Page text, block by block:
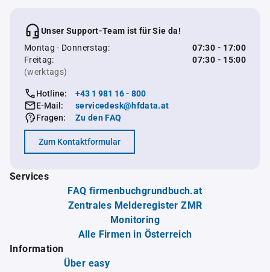
Unser Support-Team ist für Sie da!
Montag - Donnerstag:
07:30 - 17:00
Freitag:
07:30 - 15:00
(werktags)
Hotline:
+43 1 981 16 - 800
E-Mail:
servicedesk@hfdata.at
Fragen:
Zu den FAQ
Zum Kontaktformular
Services
FAQ firmenbuchgrundbuch.at
Zentrales Melderegister ZMR
Monitoring
Alle Firmen in Österreich
Information
Über easy